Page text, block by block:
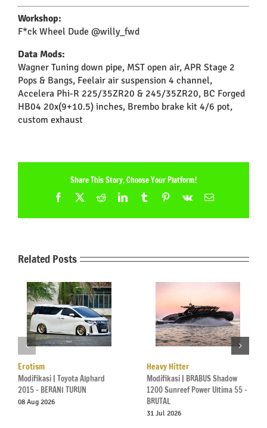
Workshop:
F*ck Wheel Dude @willy_fwd
Data Mods:
Wagner Tuning down pipe, MST open air, APR Stage 2
Pops & Bangs, Feelair air suspension 4 channel,
Accelera Phi-R 225/35ZR20 & 245/35ZR20, BC Forged
HB04 20x(9+10.5) inches, Brembo brake kit 4/6 pot,
custom exhaust
Share This Story, Choose Your Platform!
Facebook
X RedditLinkedInTumblrPinterest
Vk Email
Related Posts
Erotism
Modifikasi | Toyota Alphard
2015 – BERANI TURUN
08 Aug 2026
Heavy Hitter
Modifikasi | BRABUS Shadow
1200 Sunreef Power Ultima 55 –
BRUTAL
31 Jul 2026